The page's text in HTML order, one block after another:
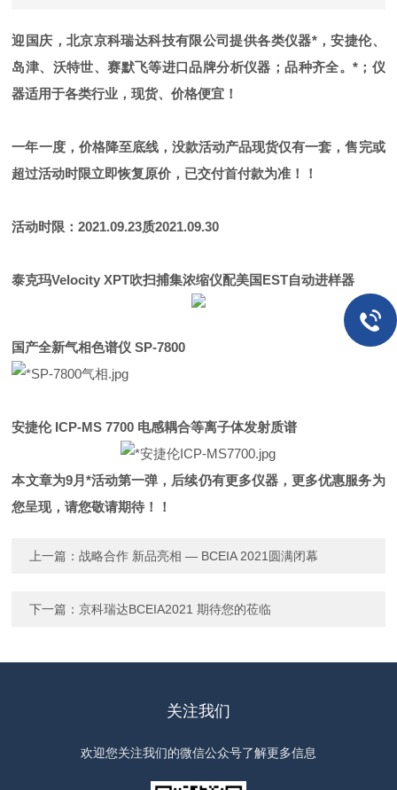
迎国庆，北京京科瑞达科技有限公司提供各类仪器*，安捷伦、
岛津、沃特世、赛默飞等进口品牌分析仪器；品种齐全。*；仪
器适用于各类行业，现货、价格便宜！
一年一度，价格降至底线，没款活动产品现货仅有一套，售完或
超过活动时限立即恢复原价，已交付首付款为准！！
活动时限：2021.09.23质2021.09.30
泰克玛Velocity XPT吹扫捕集浓缩仪配美国EST自动进样器
国产全新气相色谱仪 SP-7800
安捷伦 ICP-MS 7700 电感耦合等离子体发射质谱
本文章为9月*活动第一弹，后续仍有更多仪器，更多优惠服务为
您呈现，请您敬请期待！！
上一篇：战略合作 新品亮相 — BCEIA 2021圆满闭幕
下一篇：京科瑞达BCEIA2021 期待您的莅临
关注我们
欢迎您关注我们的微信公众号了解更多信息